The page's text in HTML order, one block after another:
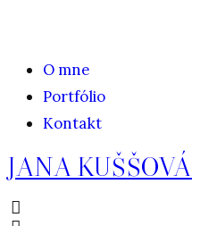
O mne
Portfólio
Kontakt
JANA KUŠŠOVÁ